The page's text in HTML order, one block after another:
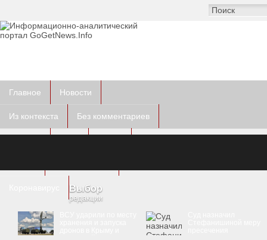
Главное Новости
Из контекста Без комментариев
Выбор
редакции